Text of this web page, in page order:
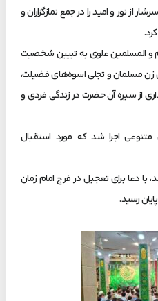
از نور و امید را در جمع نمازگزاران و
و المسلمین علوی به تبیین شخصیت
زن مسلمان و تجلی اسوه‌های فضیلت،
از سیره آن حضرت در زندگی فردی و
اجرا شد که مورد استقبال
دعا برای تعجیل در فرج امام زمان
رسید.